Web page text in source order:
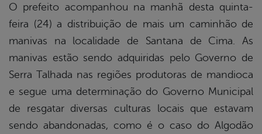
O prefeito acompanhou na manhã desta quinta-
feira (24) a distribuição de mais um caminhão de
manivas na localidade de Santana de Cima. As
manivas estão sendo adquiridas pelo Governo de
Serra Talhada nas regiões produtoras de mandioca
e segue uma determinação do Governo Municipal
de resgatar diversas culturas locais que estavam
sendo abandonadas, como é o caso do Algodão